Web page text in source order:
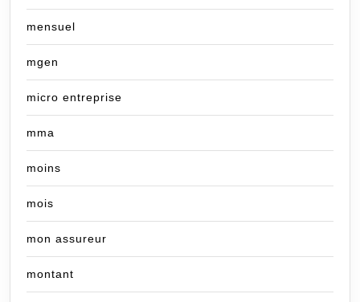
mensuel
mgen
micro entreprise
mma
moins
mois
mon assureur
montant